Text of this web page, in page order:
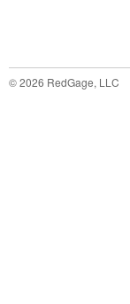
©2026 RedGage, LLC